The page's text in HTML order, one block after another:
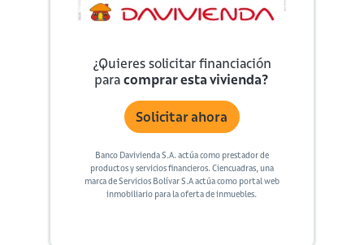
¿Quieres solicitar financiación
paracomprar esta vivienda?
Solicitar ahora
Banco Davivienda S.A. actúa como prestador de
productos y servicios financieros. Ciencuadras, una
marca de Servicios Bolívar S.A actúa como portal web
inmobiliario para la oferta de inmuebles.